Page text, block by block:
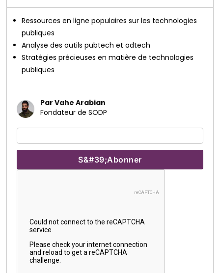
Ressources en ligne populaires sur les technologies
publiques
Analyse des outils pubtech et adtech
Stratégies précieuses en matière de technologies
publiques
Par Vahe Arabian
Fondateur de SODP